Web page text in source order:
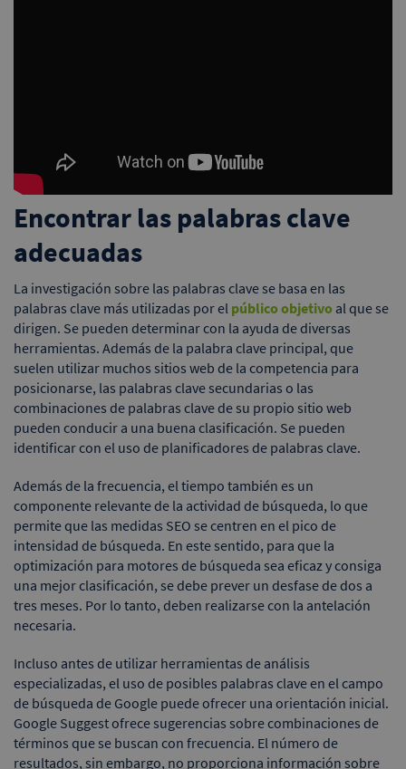
Encontrar las palabras clave
adecuadas
La investigación sobre las palabras clave se basa en las
palabras clave más utilizadas por el público objetivo al que se
dirigen. Se pueden determinar con la ayuda de diversas
herramientas. Además de la palabra clave principal, que
suelen utilizar muchos sitios web de la competencia para
posicionarse, las palabras clave secundarias o las
combinaciones de palabras clave de su propio sitio web
pueden conducir a una buena clasificación. Se pueden
identificar con el uso de planificadores de palabras clave.
Además de la frecuencia, el tiempo también es un
componente relevante de la actividad de búsqueda, lo que
permite que las medidas SEO se centren en el pico de
intensidad de búsqueda. En este sentido, para que la
optimización para motores de búsqueda sea eficaz y consiga
una mejor clasificación, se debe prever un desfase de dos a
tres meses. Por lo tanto, deben realizarse con la antelación
necesaria.
Incluso antes de utilizar herramientas de análisis
especializadas, el uso de posibles palabras clave en el campo
de búsqueda de Google puede ofrecer una orientación inicial.
Google Suggest ofrece sugerencias sobre combinaciones de
términos que se buscan con frecuencia. El número de
resultados, sin embargo, no proporciona información sobre